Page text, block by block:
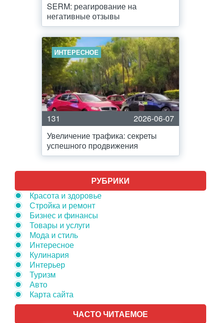
SERM: реагирование на
негативные отзывы
ИНТЕРЕСНОЕ
131
2026-06-07
Увеличение трафика: секреты
успешного продвижения
РУБРИКИ
Красота и здоровье
Стройка и ремонт
Бизнес и финансы
Товары и услуги
Мода и стиль
Интересное
Кулинария
Интерьер
Туризм
Авто
Карта сайта
ЧАСТО ЧИТАЕМОЕ